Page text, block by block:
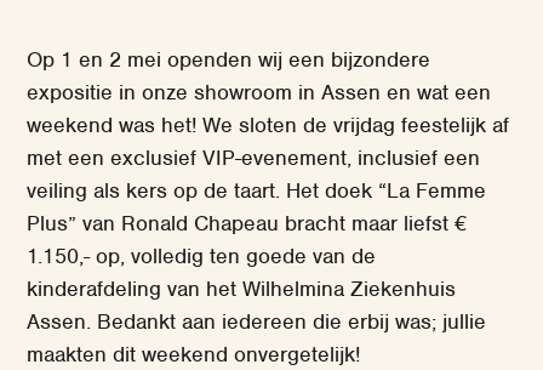
Op 1 en 2 mei openden wij een bijzondere
expositie in onze showroom in Assen en wat een
weekend was het! We sloten de vrijdag feestelijk af
met een exclusief VIP-evenement, inclusief een
veiling als kers op de taart. Het doek “La Femme
Plus” van Ronald Chapeau bracht maar liefst €
1.150,- op, volledig ten goede van de
kinderafdeling van het Wilhelmina Ziekenhuis
Assen. Bedankt aan iedereen die erbij was; jullie
maakten dit weekend onvergetelijk!